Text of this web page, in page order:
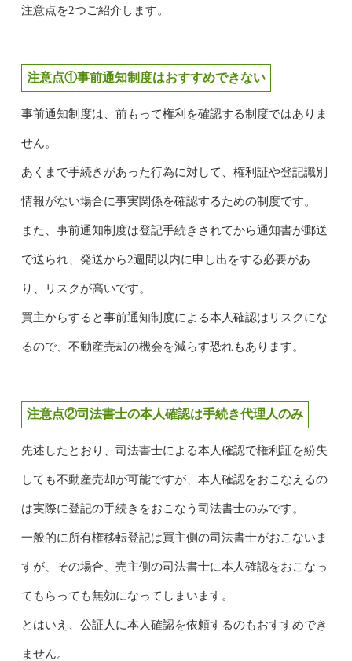
注意点を2つご紹介します。
注意点①事前通知制度はおすすめできない
事前通知制度は、前もって権利を確認する制度ではありま
せん。
あくまで手続きがあった行為に対して、権利証や登記識別
情報がない場合に事実関係を確認するための制度です。
また、事前通知制度は登記手続きされてから通知書が郵送
で送られ、発送から2週間以内に申し出をする必要があ
り、リスクが高いです。
買主からすると事前通知制度による本人確認はリスクにな
るので、不動産売却の機会を減らす恐れもあります。
注意点②司法書士の本人確認は手続き代理人のみ
先述したとおり、司法書士による本人確認で権利証を紛失
しても不動産売却が可能ですが、本人確認をおこなえるの
は実際に登記の手続きをおこなう司法書士のみです。
一般的に所有権移転登記は買主側の司法書士がおこないま
すが、その場合、売主側の司法書士に本人確認をおこなっ
てもらっても無効になってしまいます。
とはいえ、公証人に本人確認を依頼するのもおすすめでき
ません。